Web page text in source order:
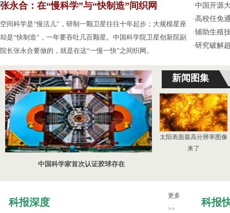
张永合：在“慢科学”与“快制造”间织网
空间科学是“慢活儿”，研制一颗卫星往往十年起步；大规模星座
却是“快制造”，一年要吞吐几百颗星。中国科学院卫星创新院副
院长张永合要做的，就是在这“一慢一快”之间织网。
·中国开源
· 高校任免
·辅助生殖
·研究破解
中国科学家首次认证胶球存在
新闻图集
太阳表面最高分辨率图像
来了
科报深度
更多
>>
科报